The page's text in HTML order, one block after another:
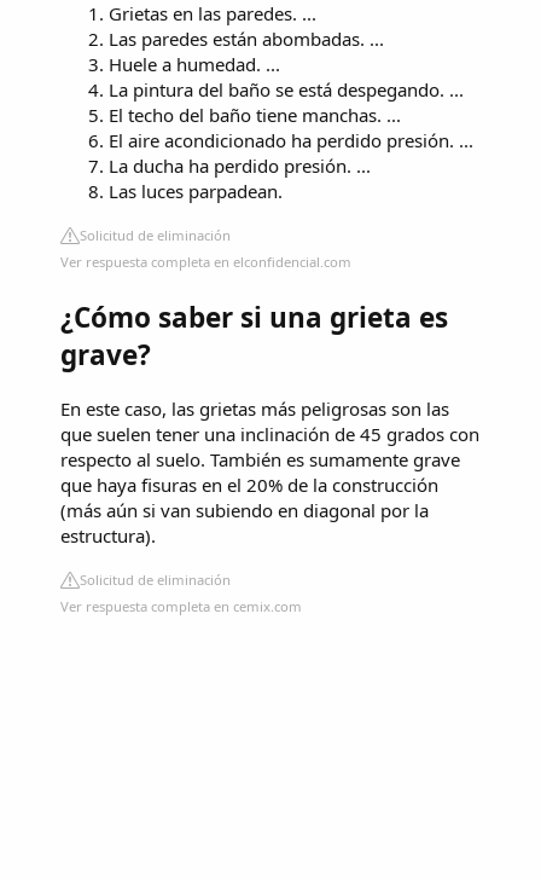
Grietas en las paredes. ...
Las paredes están abombadas. ...
Huele a humedad. ...
La pintura del baño se está despegando. ...
El techo del baño tiene manchas. ...
El aire acondicionado ha perdido presión. ...
La ducha ha perdido presión. ...
Las luces parpadean.
Solicitud de eliminación
Ver respuesta completa en elconfidencial.com
¿Cómo saber si una grieta es
grave?
En este caso, las grietas más peligrosas son las
que suelen tener una inclinación de 45 grados con
respecto al suelo. También es sumamente grave
que haya fisuras en el 20% de la construcción
(más aún si van subiendo en diagonal por la
estructura).
Solicitud de eliminación
Ver respuesta completa en cemix.com